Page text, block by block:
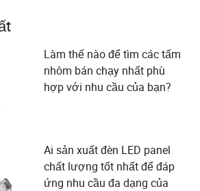
Làm thế nào để tìm các tấm
nhôm bán chạy nhất phù
hợp với nhu cầu của bạn?
Ai sản xuất đèn LED panel
chất lượng tốt nhất để đáp
ứng nhu cầu đa dạng của